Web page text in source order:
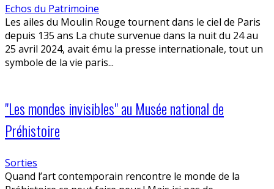
Echos du Patrimoine
Les ailes du Moulin Rouge tournent dans le ciel de Paris
depuis 135 ans La chute survenue dans la nuit du 24 au
25 avril 2024, avait ému la presse internationale, tout un
symbole de la vie paris...
"Les mondes invisibles" au Musée national de
Préhistoire
Sorties
Quand l’art contemporain rencontre le monde de la